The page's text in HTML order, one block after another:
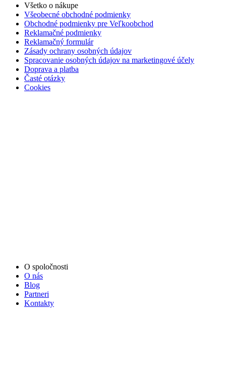
Všetko o nákupe
Všeobecné obchodné podmienky
Obchodné podmienky pre Veľkoobchod
Reklamačné podmienky
Reklamačný formulár
Zásady ochrany osobných údajov
Spracovanie osobných údajov na marketingové účely
Doprava a platba
Časté otázky
Cookies
O spoločnosti
O nás
Blog
Partneri
Kontakty